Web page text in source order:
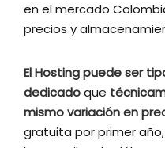
en el mercado
precios y
ElHosting puede ser
dedicadoque
mismo variación en
gratuita por primer